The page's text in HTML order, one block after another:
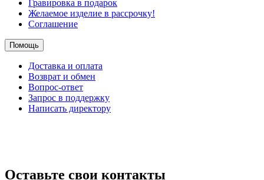
Гравировка в подарок
Желаемое изделие в рассрочку!
Соглашение
Помощь
Доставка и оплата
Возврат и обмен
Вопрос-ответ
Запрос в поддержку
Написать директору
Оставьте свои контакты